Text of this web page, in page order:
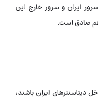
ایران و سرور خارج. این
صادق است.
ایران باشند،